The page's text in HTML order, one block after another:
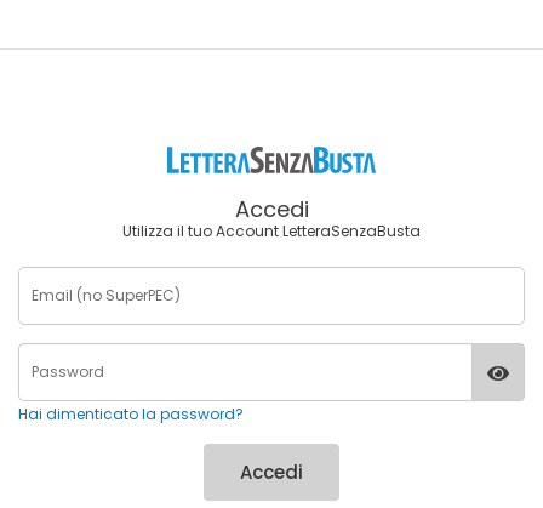
Accedi
Utilizza il tuo Account LetteraSenzaBusta
Hai dimenticato la password?
Accedi